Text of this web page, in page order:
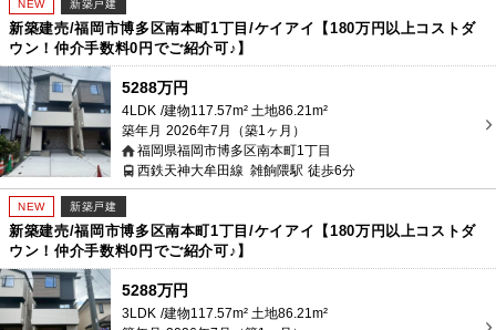
NEW 新築戸建
新築建売/福岡市博多区南本町1丁目/ケイアイ【180万円以上コストダ
ウン！仲介手数料0円でご紹介可♪】
4LDK 建物117.57m² 土地86.21m²
築年月 2026年7月（築1ヶ月）
福岡県福岡市博多区南本町1丁目
西鉄天神大牟田線 雑餉隈駅 徒歩6分
5288万円
NEW 新築戸建
新築建売/福岡市博多区南本町1丁目/ケイアイ【180万円以上コストダ
ウン！仲介手数料0円でご紹介可♪】
3LDK 建物117.57m² 土地86.21m²
5288万円